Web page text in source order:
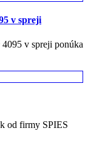
v spreji
v spreji ponúka
od firmy SPIES